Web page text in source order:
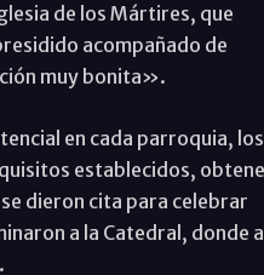
de los Mártires, que
acompañado de
muy bonita».
en cada parroquia, los
establecidos,
dieron cita para celebrar
a la Catedral, donde a